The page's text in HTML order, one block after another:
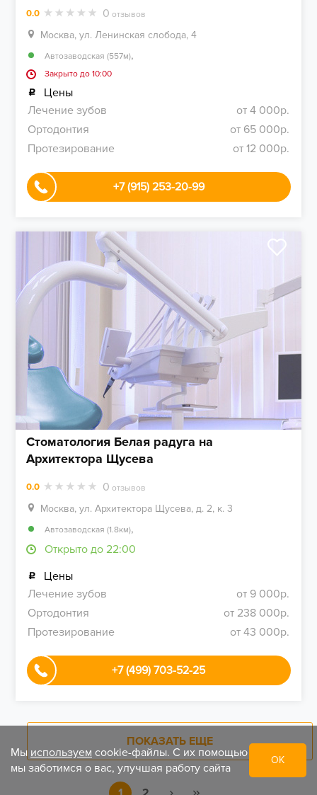
0.0 0 отзывов
Москва, ул. Ленинская слобода, 4
Автозаводская (557м),
Закрыто до 10:00
Цены
Лечение зубов
от 4 000р.
Ортодонтия
от 65 000р.
Протезирование
от 12 000р.
+7 (915) 253-20-99
Стоматология Белая радуга на
Архитектора Щусева
0.0 0 отзывов
Москва, ул. Архитектора Щусева, д. 2, к. 3
Автозаводская (1.8км),
Открыто до 22:00
Цены
Лечение зубов
от 9 000р.
Ортодонтия
от 238 000р.
Протезирование
от 43 000р.
+7 (499) 703-52-25
ПОКАЗАТЬ ЕЩЕ
Мы используем cookie-файлы. С их помощью
мы заботимся о вас, улучшая работу сайта
ОК